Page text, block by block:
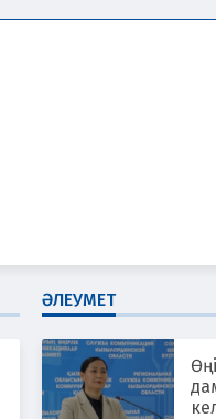
ӘЛЕУМЕТ